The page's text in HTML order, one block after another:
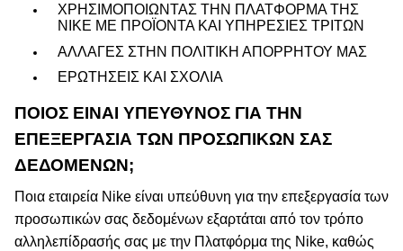
ΧΡΗΣΙΜΟΠΟΙΩΝΤΑΣ ΤΗΝ ΠΛΑΤΦΌΡΜΑ ΤΗΣ
ΝΙΚΕ ΜΕ ΠΡΟΪΌΝΤΑ ΚΑΙ ΥΠΗΡΕΣΊΕΣ ΤΡΊΤΩΝ
ΑΛΛΑΓΕΣ ΣΤΗΝ ΠΟΛΙΤΙΚΉ ΑΠΟΡΡΉΤΟΥ ΜΑΣ
ΕΡΩΤΗΣΕΙΣ ΚΑΙ ΣΧΌΛΙΑ
ΠΟΙΟΣ ΕΊΝΑΙ ΥΠΕΎΘΥΝΟΣ ΓΙΑ ΤΗΝ
ΕΠΕΞΕΡΓΑΣΊΑ ΤΩΝ ΠΡΟΣΩΠΙΚΏΝ ΣΑΣ
ΔΕΔΟΜΈΝΩΝ;
Ποια εταιρεία Nike είναι υπεύθυνη για την επεξεργασία των
προσωπικών σας δεδομένων εξαρτάται από τον τρόπο
αλληλεπίδρασής σας με την Πλατφόρμα της Nike, καθώς